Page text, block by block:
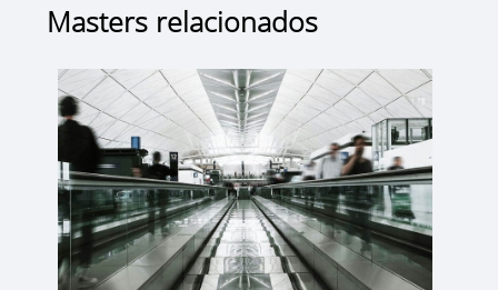
Masters relacionados